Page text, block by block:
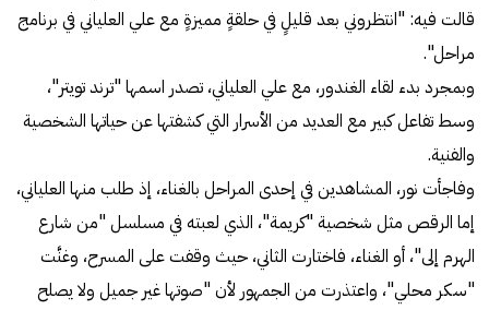
قالت فيه: "انتظروني بعد قليلٍ في حلقةٍ مميزةٍ مع علي العلياني في برنامج
مراحل".
وبمجرد بدء لقاء الغندور، مع علي العلياني، تصدر اسمها "ترند تويتر"،
وسط تفاعل كبير مع العديد من الأسرار التي كشفتها عن حياتها الشخصية
والفنية.
وفاجأت نور، المشاهدين في إحدى المراحل بالغناء، إذ طلب منها العلياني،
إما الرقص مثل شخصية "كريمة"، الذي لعبته في مسلسل "من شارع
الهرم إلى"، أو الغناء، فاختارت الثاني، حيث وقفت على المسرح، وغنَّت
"سكر محلي"، واعتذرت من الجمهور لأن "صوتها غير جميل ولا يصلح